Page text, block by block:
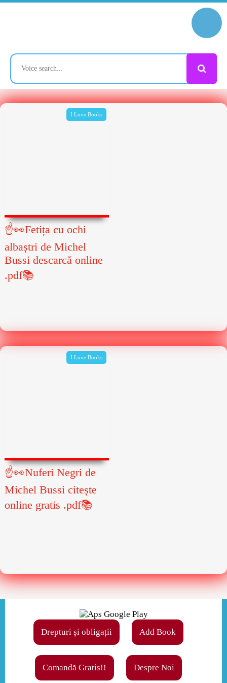
I Love Books
☝👀Fetița cu ochi
albaștri de Michel
Bussi descarcă online
.pdf📚
I Love Books
☝👀Nuferi Negri de
Michel Bussi citește
online gratis .pdf📚
Drepturi și obligații Add Book
Comandă Gratis!! Despre Noi